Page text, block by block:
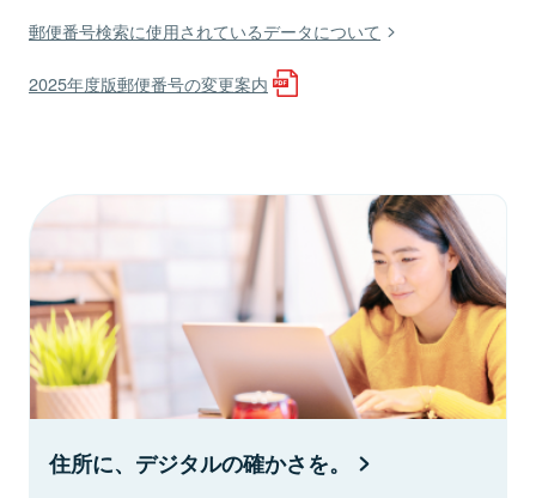
郵便番号検索に使用されているデータについて
2025年度版郵便番号の変更案内
住所に、デジタルの確かさを。